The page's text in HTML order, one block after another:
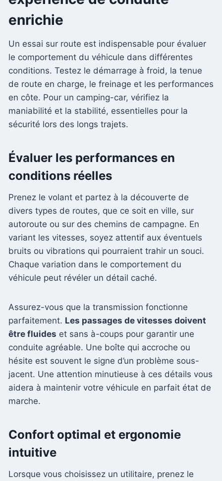
enrichie
Un essai sur route est indispensable pour évaluer
le comportement du véhicule dans différentes
conditions. Testez le démarrage à froid, la tenue
de route en charge, le freinage et les performances
en côte. Pour un camping-car, vérifiez la
maniabilité et la stabilité, essentielles pour la
sécurité lors des longs trajets.
Évaluer les performances en
conditions réelles
Prenez le volant et partez à la découverte de
divers types de routes, que ce soit en ville, sur
autoroute ou sur des chemins de campagne. En
variant les vitesses, soyez attentif aux éventuels
bruits ou vibrations qui pourraient trahir un souci.
Chaque variation dans le comportement du
véhicule peut révéler un détail caché.
Assurez-vous que la transmission fonctionne
parfaitement. Les passages de vitesses doivent
être fluides et sans à-coups pour garantir une
conduite agréable. Une boîte qui accroche ou
hésite est souvent le signe d’un problème sous-
jacent. Une attention minutieuse à ces détails vous
aidera à maintenir votre véhicule en parfait état de
marche.
Confort optimal et ergonomie
intuitive
Lorsque vous choisissez un utilitaire, prenez le